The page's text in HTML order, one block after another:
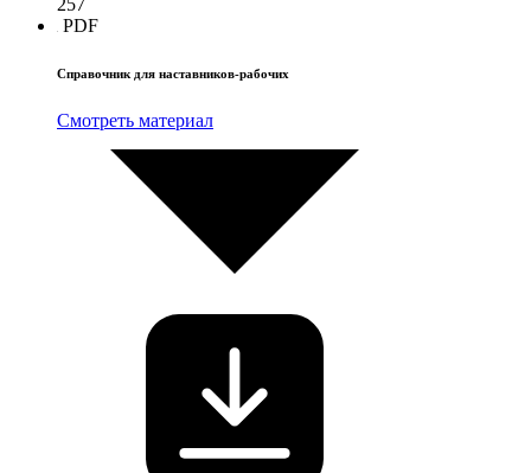
PDF
Справочник для наставников-рабочих
Смотреть материал